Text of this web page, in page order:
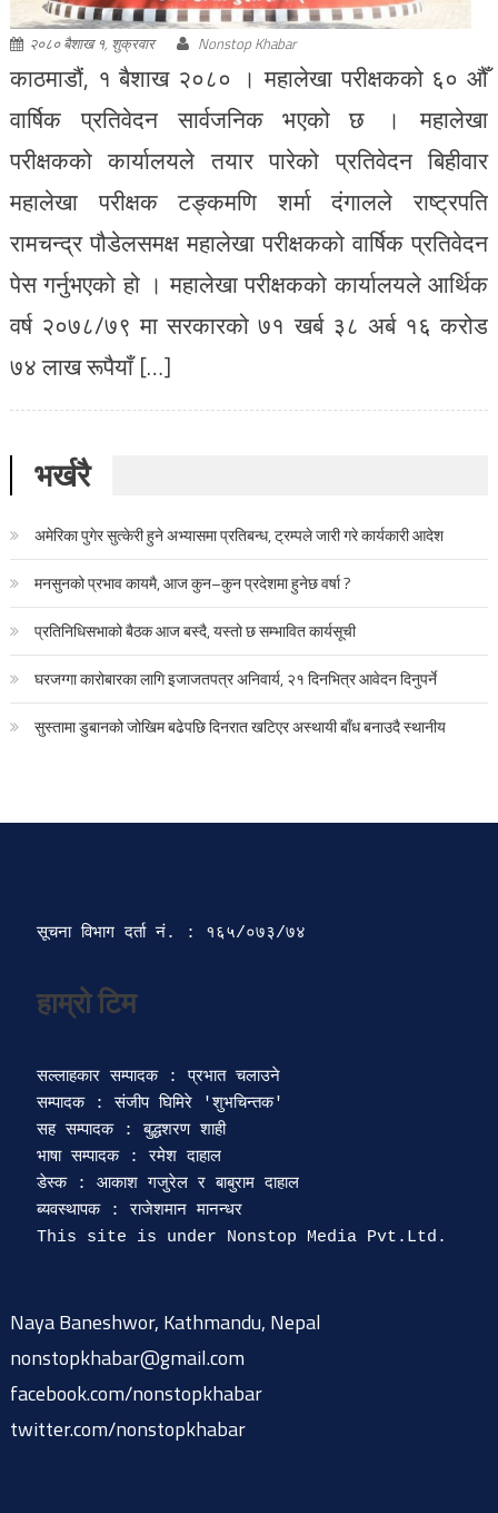
२०८० बैशाख १, शुक्रवार Nonstop Khabar
काठमाडौं, १ बैशाख २०८० । महालेखा परीक्षकको ६० औँ
वार्षिक प्रतिवेदन सार्वजनिक भएको छ । महालेखा
परीक्षकको कार्यालयले तयार पारेको प्रतिवेदन बिहीवार
महालेखा परीक्षक टङ्कमणि शर्मा दंगालले राष्ट्रपति
रामचन्द्र पौडेलसमक्ष महालेखा परीक्षकको वार्षिक प्रतिवेदन
पेस गर्नुभएको हो । महालेखा परीक्षकको कार्यालयले आर्थिक
वर्ष २०७८/७९ मा सरकारको ७१ खर्ब ३८ अर्ब १६ करोड
७४ लाख रूपैयाँ […]
भर्खरै
अमेरिका पुगेर सुत्केरी हुने अभ्यासमा प्रतिबन्ध, ट्रम्पले जारी गरे कार्यकारी आदेश
मनसुनको प्रभाव कायमै, आज कुन–कुन प्रदेशमा हुनेछ वर्षा ?
प्रतिनिधिसभाको बैठक आज बस्दै, यस्तो छ सम्भावित कार्यसूची
घरजग्गा कारोबारका लागि इजाजतपत्र अनिवार्य, २१ दिनभित्र आवेदन दिनुपर्ने
सुस्तामा डुबानको जोखिम बढेपछि दिनरात खटिएर अस्थायी बाँध बनाउदै स्थानीय
सूचना विभाग दर्ता‍ नं. : १६५/०७३/७४
हाम्रो टिम
सल्लाहकार सम्पादक : प्रभात चलाउने
सम्पादक : संजीप घिमिरे 'शुभचिन्तक'
सह सम्पादक : बुद्धशरण शाही
भाषा सम्पादक : रमेश दाहाल
डेस्क : आकाश गजुरेल र बाबुराम दाहाल
ब्यवस्थापक : राजेशमान मानन्धर
Naya Baneshwor, Kathmandu, Nepal
nonstopkhabar@gmail.com
facebook.com/nonstopkhabar
twitter.com/nonstopkhabar